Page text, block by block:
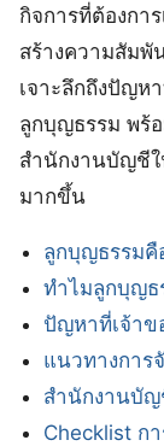
กิจการที่ต้องกา
สร้างความสัมพั
เจาะลึกถึงปัญห
ลูกบุญธรรม พร้
สำนักงานบัญชี
มากขึ้น
ลูกบุญธรรมคื
ทำไมลูกบุญธ
ปัญหาที่เจ้าข
แนวทางการ
สำนักงานบั
Checklist ก